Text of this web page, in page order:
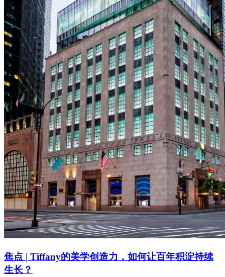
焦点 | Tiffany的美学创造力，如何让百年积淀持续
生长？